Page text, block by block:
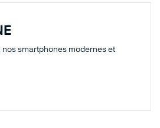
smartphones modernes et